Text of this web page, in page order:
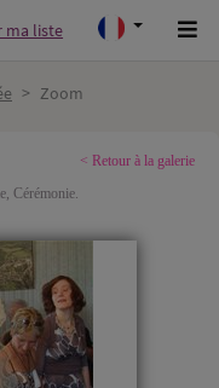
ma liste
> Zoom
< Retour à la galerie
, Cérémonie.